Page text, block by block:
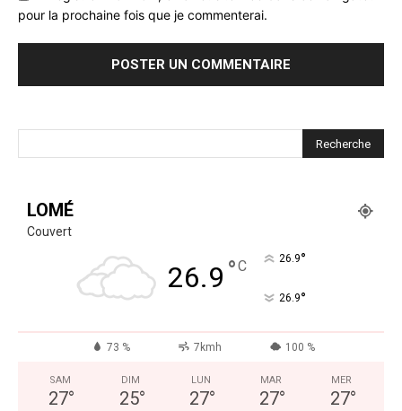
pour la prochaine fois que je commenterai.
LOMÉ
Couvert
26.9 °C 26.9°
26.9°
73 % 7kmh 100 %
SAM
27°
DIM
25°
LUN
27°
MAR
27°
MER
27°